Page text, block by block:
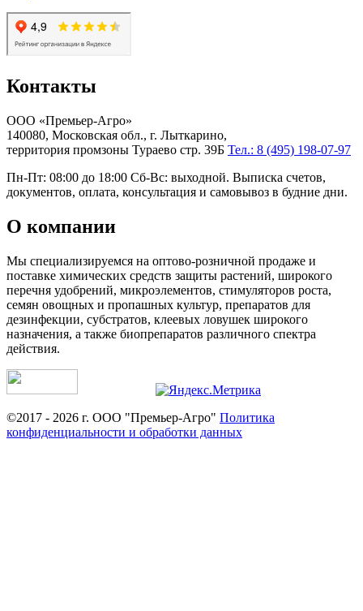
Контакты
ООО «Премьер-Агро»
140080, Московская обл., г. Лыткарино,
территория промзоны Тураево стр. 39Б Тел.: 8 (495) 198-07-97
Пн-Пт: 08:00 до 18:00 Сб-Вс: выходной. Выписка счетов,
документов, оплата, консультация и самовывоз в будние дни.
О компании
Мы специализируемся на оптово-розничной продаже и
поставке химических средств защиты растений, широкого
перечня удобрений, микроэлементов, стимуляторов роста,
семян овощных и пропашных культур, препаратов для
дезинфекции, субстратов, клеевых ловушек широкого
назначения, а также биопрепаратов различного спектра
действия.
©2017 - 2026 г. ООО "Премьер-Агро" Политика
конфиденциальности и обработки данных